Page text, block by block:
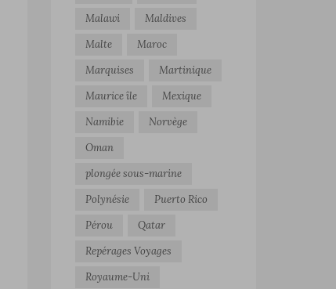
Malawi
Maldives
Malte
Maroc
Marquises
Martinique
Maurice île
Mexique
Namibie
Norvège
Oman
plongée sous-marine
Polynésie
Puerto Rico
Pérou
Qatar
Repérages Voyages
Royaume-Uni